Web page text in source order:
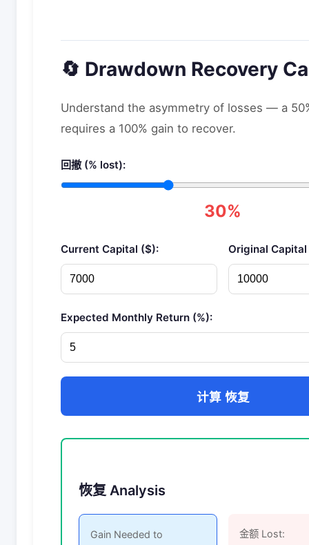
🔄 Drawdown Recovery
Understand the asymmetry of losses — a
requires a 100% gain to recover.
回撤 (% lost):
30%
Current Capital ($): Original
Expected Monthly Return (%):
计算 恢复
恢复 Analysis
Gain Needed to
金额 Lost: